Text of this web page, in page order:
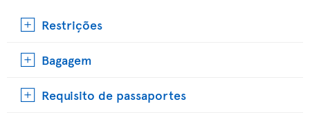
Restrições
Bagagem
Requisito de passaportes